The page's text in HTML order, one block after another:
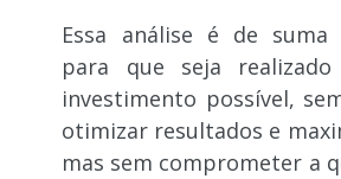
Essa análise é de suma
para que seja
investimento possível,
otimizar resultados e
mas sem comprometer a